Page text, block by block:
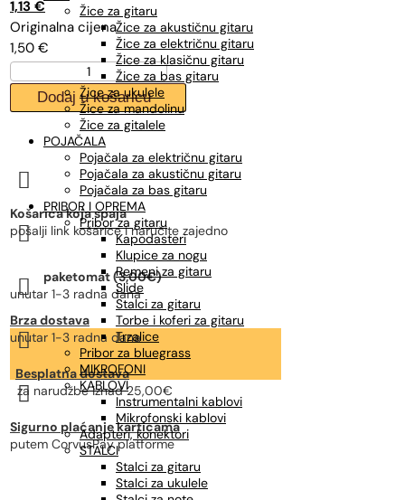
Žice za gitaru
Žice za akustičnu gitaru
Žice za električnu gitaru
Žice za klasičnu gitaru
Žice za bas gitaru
Žice za ukulele
Žice za mandolinu
Žice za gitalele
POJAČALA
Pojačala za električnu gitaru
Pojačala za akustičnu gitaru
Pojačala za bas gitaru
PRIBOR I OPREMA
Pribor za gitaru
Kapodasteri
Klupice za nogu
Remeni za gitaru
Slide
Stalci za gitaru
Torbe i koferi za gitaru
Trzalice
Pribor za bluegrass
MIKROFONI
KABLOVI
Instrumentalni kablovi
Mikrofonski kablovi
Adapteri, konektori
STALCI
Stalci za gitaru
Stalci za ukulele
1,50 €
cijena
bila
je:
1,50 €.
1,13 €
cijena
je:
1,13 €.
DADDARIO
PL011,
PLAIN
akustična/električna
količina
Dodaj u košaricu

Košarica koja spaja
pošalji link košarice i naručite zajedno

paketomat (3,00€)
unutar 1-3 radna dana

Brza dostava
unutar 1-3 radna dana

Besplatna dostava
za narudžbeiznad 25,00€

Sigurno plaćanje karticama
putem CorvusPay platforme